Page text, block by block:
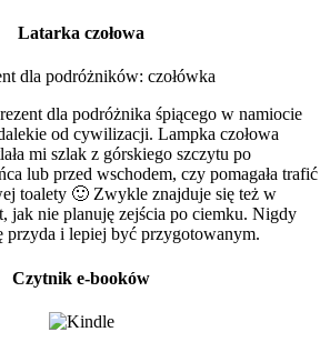
Latarka czołowa
dla podróżnika śpiącego w namiocie
od cywilizacji. Lampka czołowa
mi szlak z górskiego szczytu po
lub przed wschodem, czy pomagała trafić
toalety 🙂 Zwykle znajduje się też w
jak nie planuję zejścia po ciemku. Nigdy
przyda i lepiej być przygotowanym.
Czytnik e-booków